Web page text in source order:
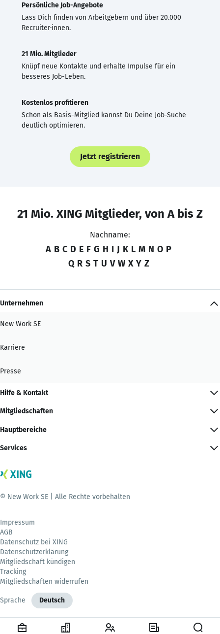
Persönliche Job-Angebote
Lass Dich finden von Arbeitgebern und über 20.000
Recruiter·innen.
21 Mio. Mitglieder
Knüpf neue Kontakte und erhalte Impulse für ein
besseres Job-Leben.
Kostenlos profitieren
Schon als Basis-Mitglied kannst Du Deine Job-Suche
deutlich optimieren.
Jetzt registrieren
21 Mio. XING Mitglieder, von A bis Z
Nachname:
A B C D E F G H I J K L M N O P
Q R S T U V W X Y Z
Unternehmen
New Work SE
Karriere
Presse
Hilfe & Kontakt
Mitgliedschaften
Hauptbereiche
Services
© New Work SE | Alle Rechte vorbehalten
Impressum
AGB
Datenschutz bei XING
Datenschutzerklärung
Mitgliedschaft kündigen
Tracking
Mitgliedschaften widerrufen
Sprache Deutsch